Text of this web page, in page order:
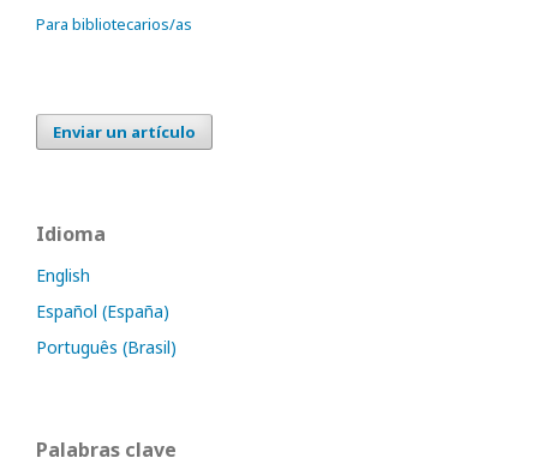
Para bibliotecarios/as
Enviar un artículo
Idioma
English
Español (España)
Português (Brasil)
Palabras clave